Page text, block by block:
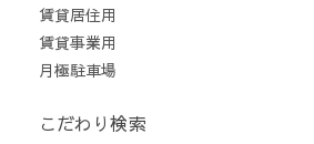
賃貸居住用
賃貸事業用
月極駐車場
こだわり検索